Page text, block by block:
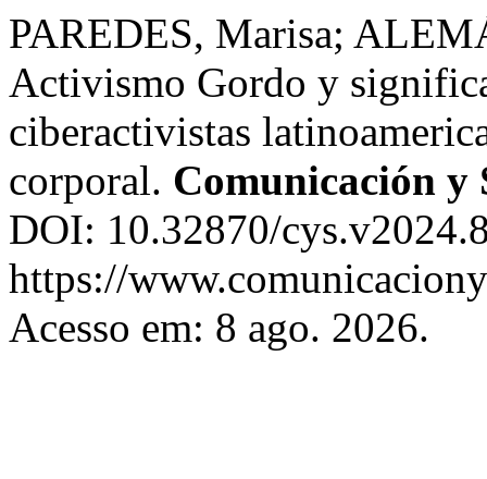
PAREDES, Marisa;
Activismo Gordo y
ciberactivistas
corporal. Comunicación y
DOI: 10.32870/
https://
Acesso em: 8 ago. 2026.